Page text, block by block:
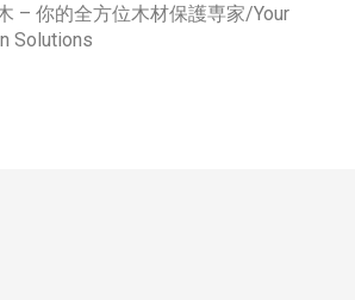
– 你的全方位木材保護専家/Your
Solutions